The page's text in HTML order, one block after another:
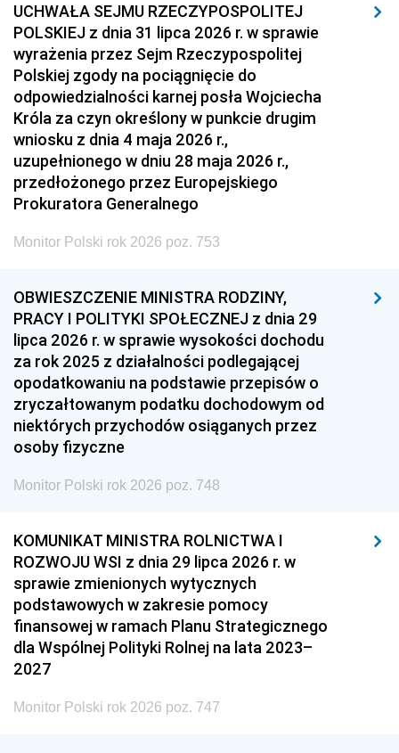
UCHWAŁA SEJMU RZECZYPOSPOLITEJ
POLSKIEJ z dnia 31 lipca 2026 r. w sprawie
wyrażenia przez Sejm Rzeczypospolitej
Polskiej zgody na pociągnięcie do
odpowiedzialności karnej posła Wojciecha
Króla za czyn określony w punkcie drugim
wniosku z dnia 4 maja 2026 r.,
uzupełnionego w dniu 28 maja 2026 r.,
przedłożonego przez Europejskiego
Prokuratora Generalnego
Monitor Polski rok 2026 poz. 753
OBWIESZCZENIE MINISTRA RODZINY,
PRACY I POLITYKI SPOŁECZNEJ z dnia 29
lipca 2026 r. w sprawie wysokości dochodu
za rok 2025 z działalności podlegającej
opodatkowaniu na podstawie przepisów o
zryczałtowanym podatku dochodowym od
niektórych przychodów osiąganych przez
osoby fizyczne
Monitor Polski rok 2026 poz. 748
KOMUNIKAT MINISTRA ROLNICTWA I
ROZWOJU WSI z dnia 29 lipca 2026 r. w
sprawie zmienionych wytycznych
podstawowych w zakresie pomocy
finansowej w ramach Planu Strategicznego
dla Wspólnej Polityki Rolnej na lata 2023–
2027
Monitor Polski rok 2026 poz. 747